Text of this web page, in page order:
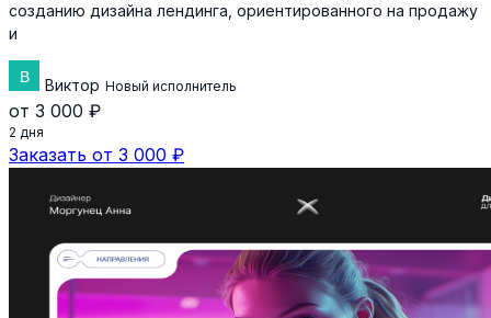
созданию дизайна лендинга, ориентированного на продажу
и
Виктор Новый исполнитель
от 3 000 ₽
2 дня
Заказать от 3 000 ₽